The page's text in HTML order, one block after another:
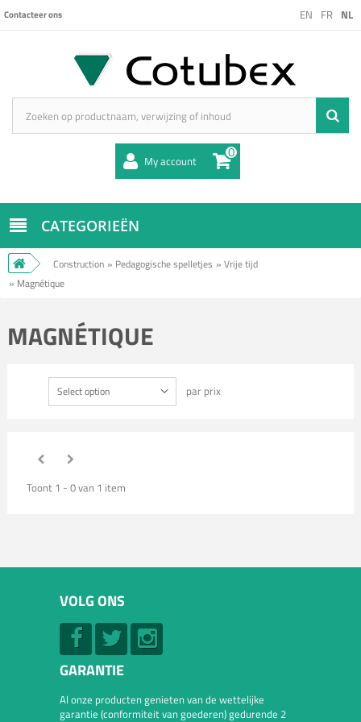
EN FR NL
Contacteer ons
My account 0
CATEGORIEËN
Construction » Pedagogische spelletjes » Vrije tijd
» Magnétique
MAGNÉTIQUE
Select option par prix
Toont 1 - 0 van 1 item
VOLG ONS
GARANTIE
Al onze producten genieten van de wettelijke
garantie (conformiteit van goederen) gedurende 2